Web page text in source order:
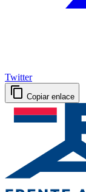
Twitter
Copiar enlace